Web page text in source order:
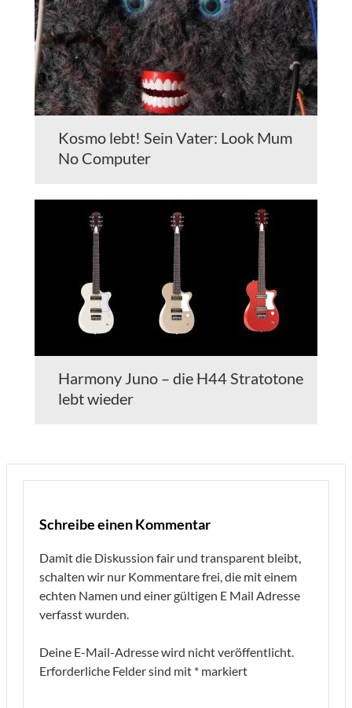
Kosmo lebt! Sein Vater: Look Mum
No Computer
Harmony Juno – die H44 Stratotone
lebt wieder
Schreibe einen Kommentar
Damit die Diskussion fair und transparent bleibt,
schalten wir nur Kommentare frei, die mit einem
echten Namen und einer gültigen E Mail Adresse
verfasst wurden.
Deine E-Mail-Adresse wird nicht veröffentlicht.
Erforderliche Felder sind mit * markiert